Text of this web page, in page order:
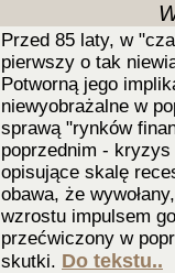
Przed 85 laty, w
pierwszy o tak
Potworną jego
niewyobrażalne w
sprawą "rynków
poprzednim -
opisujące skalę
obawa, że
wzrostu impulsem
przećwiczony w
skutki. Do tekstu..